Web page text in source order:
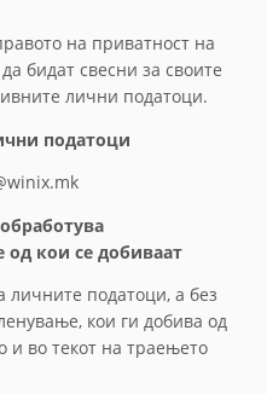
на приватност на
бидат свесни за своите
лични податоци.
податоци
кои се добиваат
личните податоци, а без
кои ги добива од
и во текот на траењето